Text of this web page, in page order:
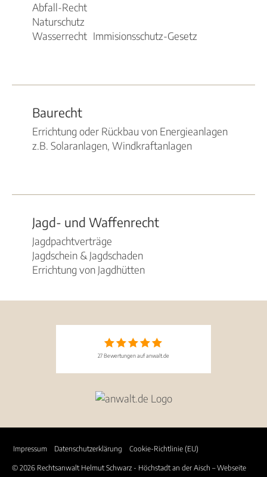
Abfall-Recht
Naturschutz
Wasserrecht Immisionsschutz-Gesetz
Baurecht
Errichtung oder Rückbau von Energieanlagen
z.B. Solaranlagen, Windkraftanlagen
Jagd- und Waffenrecht
Jagdpachtverträge
Jagdschein & Jagdschaden
Errichtung von Jagdhütten
27 Bewertungen auf anwalt.de
Impressum Datenschutzerklärung Cookie-Richtlinie (EU)
© 2026 Rechtsanwalt Helmut Schwarz - Höchstadt an der Aisch –Webseite